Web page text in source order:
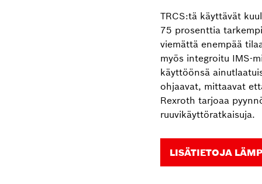
TRCS:tä käyttävät
75 prosenttia
viemättä enempää
myös integroitu IMS-
käyttöönsä
ohjaavat, mittaavat
Rexroth tarjoaa
ruuvikäyttöratkaisuja.
LISÄTIETOJA